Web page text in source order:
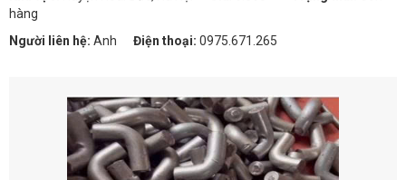
hàng
Người liên hệ: Anh Điện thoại: 0975.671.265